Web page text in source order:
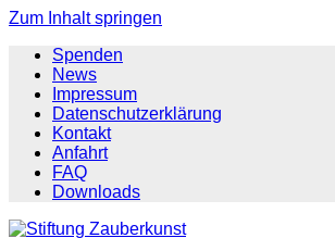
Zum Inhalt springen
Spenden
News
Impressum
Datenschutzerklärung
Kontakt
Anfahrt
FAQ
Downloads